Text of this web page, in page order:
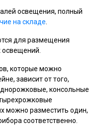
освещения, полный
на складе
для размещения
освещений.
которые можно
зависит от того,
консольные
можно разместить один,
соответственно.